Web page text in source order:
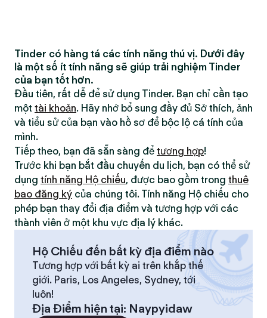
Tinder có hàng tá các tính năng thú vị. Dưới đây
là một số ít tính năng sẽ giúp trải nghiệm Tinder
của bạn tốt hơn.
Đầu tiên, rất dễ để sử dụng Tinder. Bạn chỉ cần tạo
một tài khoản. Hãy nhớ bổ sung đầy đủ Sở thích, ảnh
và tiểu sử của bạn vào hồ sơ để bộc lộ cá tính của
mình.
Tiếp theo, bạn đã sẵn sàng để tương hợp!
Trước khi bạn bắt đầu chuyến du lịch, bạn có thể sử
dụng tính năng Hộ chiếu, được bao gồm trong thuê
bao đăng ký của chúng tôi. Tính năng Hộ chiếu cho
phép bạn thay đổi địa điểm và tương hợp với các
thành viên ở một khu vực địa lý khác.
Hộ Chiếu đến bất kỳ địa điểm nào
Tương hợp với bất kỳ ai trên khắp thế
giới. Paris, Los Angeles, Sydney, tới
luôn!
Địa Điểm hiện tại: Naypyidaw